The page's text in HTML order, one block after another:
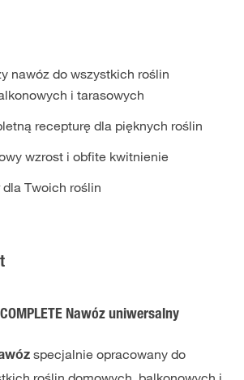
nawóz do wszystkich roślin
i tarasowych
recepturę dla pięknych roślin
wzrost i obfite kwitnienie
Twoich roślin
COMPLETE Nawóz uniwersalny
specjalnie opracowany do